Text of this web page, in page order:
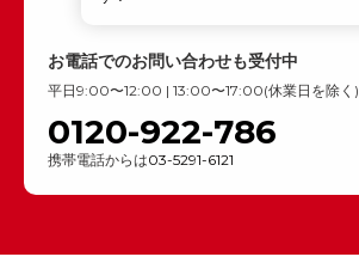
お電話でのお問い合わせも受付中
平日9:00〜12:00 | 13:00〜17:00(休業日を除く)
0120-922-786
携帯電話からは03-5291-6121